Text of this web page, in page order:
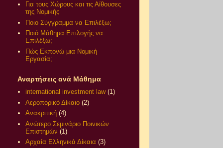
Για τους Χώρους και τις Αίθουσες
της Νομικής
Ποιο Σύγγραμμα να Επιλέξω;
Ποιό Μάθημα Επιλογής να
Επιλέξω;
Πώς Εκπονώ μια Νομική
Εργασία;
Αναρτήσεις ανά Μάθημα
international investment law (1)
Αεροπορικό Δίκαιο (2)
Ανακριτική (4)
Ανώτερο Σεμινάριο Ποινικών
Επιστημών (1)
Αρχαία Ελληνικά Δίκαια (3)